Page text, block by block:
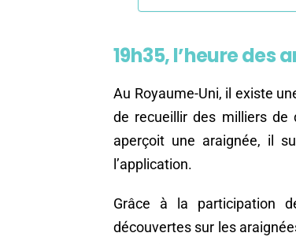
19h35, l’heure des
Au Royaume-Uni, il existe
de recueillir des milliers de
aperçoit une araignée, il
l’application.
Grâce à la participation
découvertes sur les